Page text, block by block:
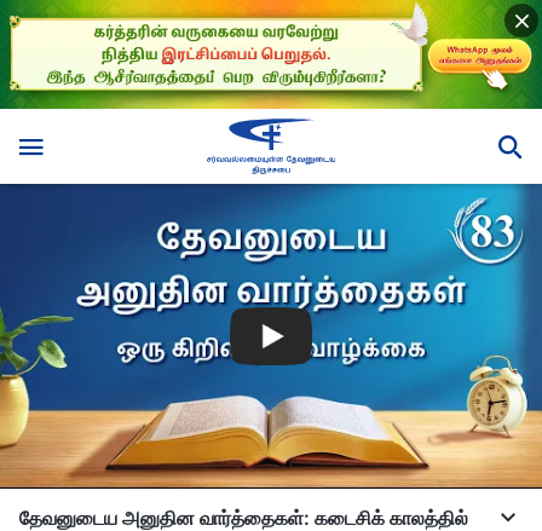
தேவனுடைய அனுதின வார்த்தைகள்: கடைசிக் காலத்தில்